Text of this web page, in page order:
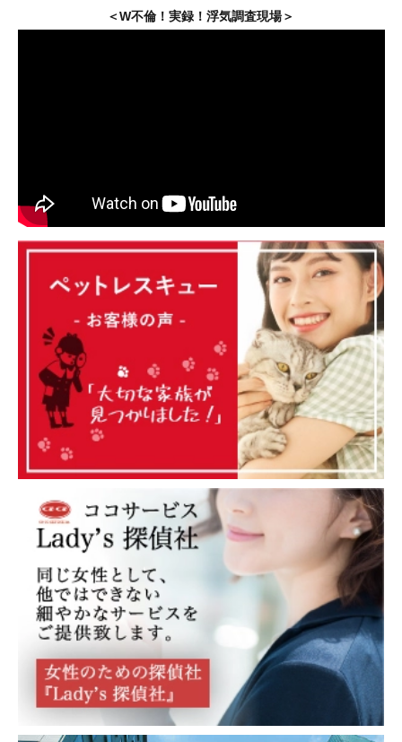
＜W不倫！実録！浮気調査現場＞